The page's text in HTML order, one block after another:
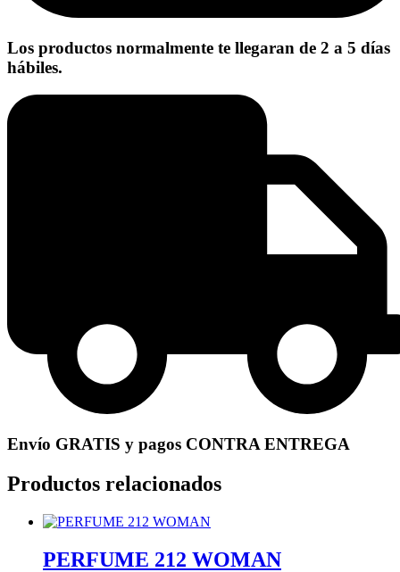
Los productos normalmente te llegaran de 2 a 5 días
hábiles.
Envío GRATIS y pagos CONTRA ENTREGA
Productos relacionados
PERFUME 212 WOMAN